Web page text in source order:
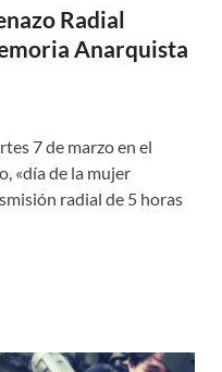
Radial
Anarquista
7 de marzo en el
«día de la mujer
radial de 5 horas